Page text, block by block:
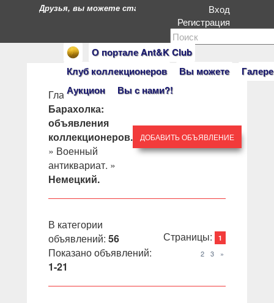
О портале Ant&K Club
Клуб коллекционеров
Вы можете
Аукцион
Вы с нами?!
Друзья, вы можете стать героями нашего портала.
Вход
Регистрация
Главная»
Барахолка:
объявления
коллекционеров.
» Военный
антиквариат. »
Немецкий.
ДОБАВИТЬ ОБЪЯВЛЕНИЕ
В категории
объявлений: 56
Показано объявлений:
1-21
Страницы: 1
2 3 »